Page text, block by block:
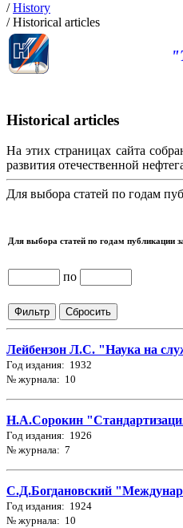
/History
/Historical articles
Historical articles
На этих страницах сайта
развития отечественной
Для выбора статей по годам
Для выбора статей по годам публикации
по
Лейбензон Л.С. "Наука на
Год издания: 1932
№ журнала: 10
Н.А.Сорокин
Год издания: 1926
№ журнала: 7
С.Д.Богдановский
Год издания: 1924
№ журнала: 10